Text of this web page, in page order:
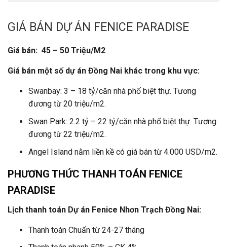
GIÁ BÁN DỰ ÁN FENICE PARADISE
Giá bán: 45 – 50 Triệu/M2
Giá bán một số dự án Đồng Nai khác trong khu vực:
Swanbay: 3 – 18 tỷ/căn nhà phố biệt thự. Tương
đương từ 20 triệu/m2.
Swan Park: 2.2 tỷ – 22 tỷ/căn nhà phố biệt thự. Tương
đương từ 22 triệu/m2.
Angel Island nằm liền kề có giá bán từ 4.000 USD/m2.
PHƯƠNG THỨC THANH TOÁN FENICE
PARADISE
Lịch thanh toán Dự án Fenice Nhơn Trạch Đồng Nai:
Thanh toán Chuẩn từ 24-27 tháng